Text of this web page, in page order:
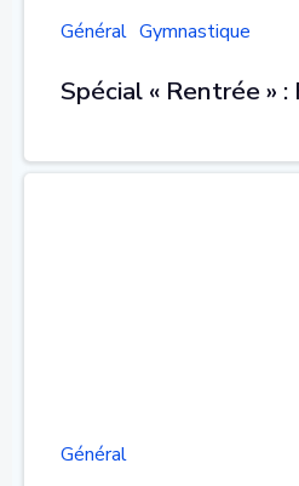
Général Gymnastique
Spécial « Rentrée »
Général